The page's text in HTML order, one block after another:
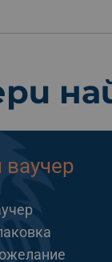
ваучер